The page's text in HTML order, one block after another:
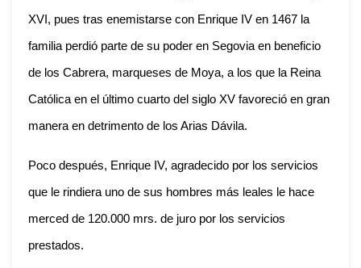
XVI, pues tras enemistarse con Enrique IV en 1467 la
familia perdió parte de su poder en Segovia en beneficio
de los Cabrera, marqueses de Moya, a los que la Reina
Católica en el último cuarto del siglo XV favoreció en gran
manera en detrimento de los Arias Dávila.
Poco después, Enrique IV, agradecido por los servicios
que le rindiera uno de sus hombres más leales le hace
merced de 120.000 mrs. de juro por los servicios
prestados.